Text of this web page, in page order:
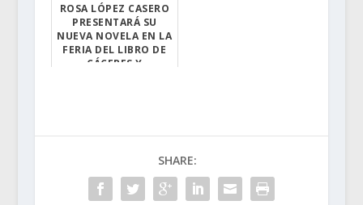
ROSA LÓPEZ CASERO
PRESENTARÁ SU
NUEVA NOVELA EN LA
FERIA DEL LIBRO DE
CÁCERES Y
SHARE: